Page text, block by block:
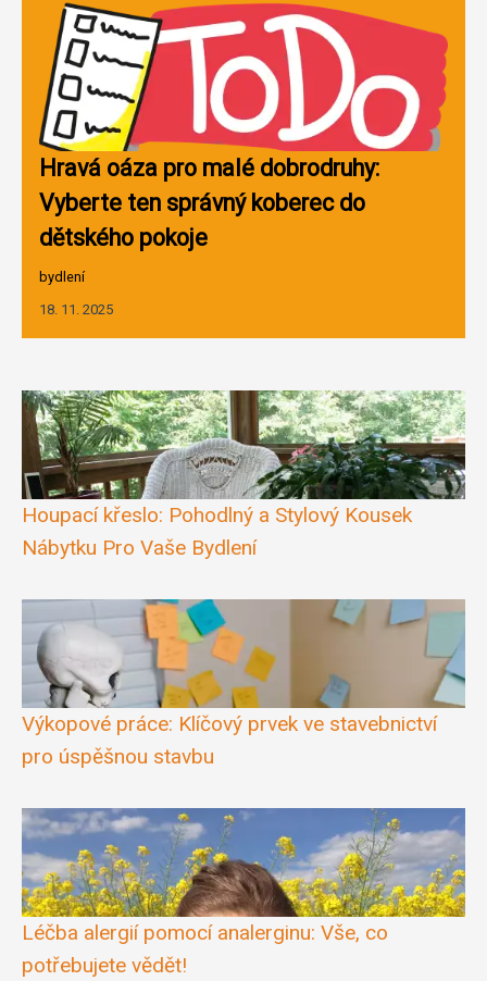
Hravá oáza pro malé dobrodruhy:
Vyberte ten správný koberec do
dětského pokoje
bydlení
18. 11. 2025
Houpací křeslo: Pohodlný a Stylový Kousek
Nábytku Pro Vaše Bydlení
Výkopové práce: Klíčový prvek ve stavebnictví
pro úspěšnou stavbu
Léčba alergií pomocí analerginu: Vše, co
potřebujete vědět!